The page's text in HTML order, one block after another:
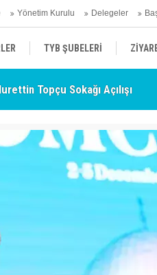
Yönetim Kurulu Delegeler
TYB ŞUBELERİ
HABERLER
Topçu Sokağı Açılışı